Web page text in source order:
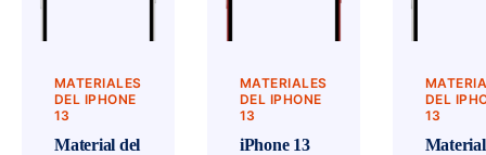
MATERIALES
DEL IPHONE
13
Material del
MATERIALES
DEL IPHONE
13
iPhone 13
DEL
13
Material